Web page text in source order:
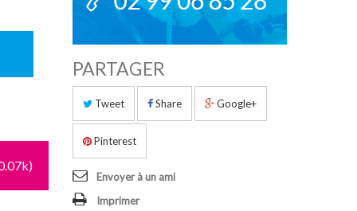
PARTAGER
Tweet Share Google+
Pinterest
Envoyer à un ami
Imprimer